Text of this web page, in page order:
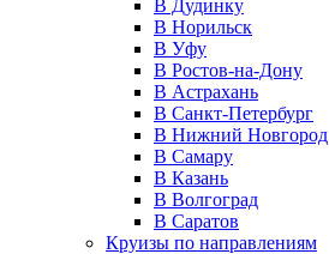
В Дудинку
В Норильск
В Уфу
В Ростов-на-Дону
В Астрахань
В Санкт-Петербург
В Нижний Новгород
В Самару
В Казань
В Волгоград
В Саратов
Круизы по направлениям